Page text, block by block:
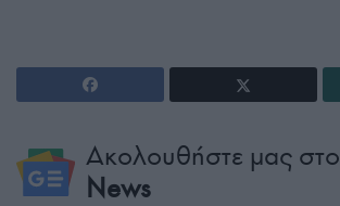
Ακολουθήστε μας στο
News